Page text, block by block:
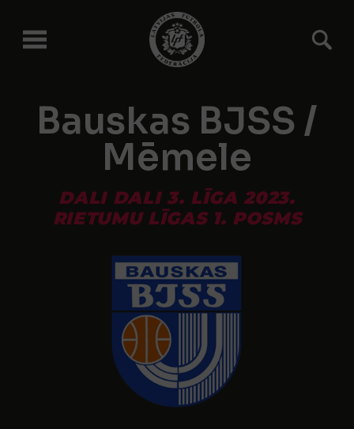
Bauskas BJSS /
Mēmele
DALI DALI 3. LĪGA 2023.
RIETUMU LĪGAS 1. POSMS